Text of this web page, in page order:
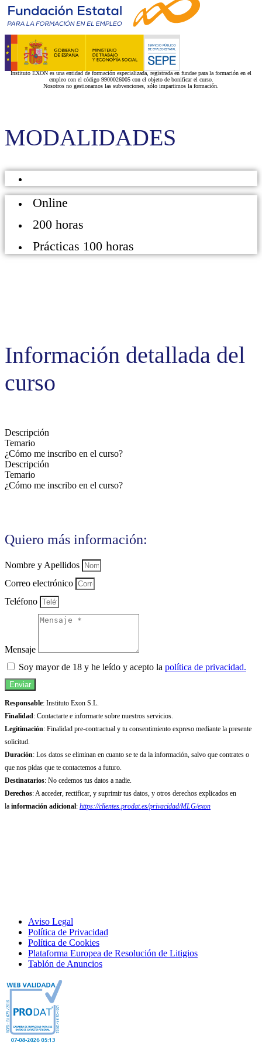
Instituto EXON es una entidad de formación especializada, registrada en fundae para la formación en el
empleo con el código 9900026005 con el objeto de bonificar el curso.
Nosotros no gestionamos las subvenciones, sólo impartimos la formación.
MODALIDADES
Online
200 horas
Prácticas 100 horas
Información detallada del
curso
Descripción
Temario
¿Cómo me inscribo en el curso?
Descripción
Temario
¿Cómo me inscribo en el curso?
Quiero más información:
Nombre y Apellidos
Correo electrónico
Teléfono
Mensaje
Soy mayor de 18 y he leído y acepto la política de privacidad.
Enviar
Responsable: Instituto Exon S.L.
Finalidad: Contactarte e informarte sobre nuestros servicios.
Legitimación: Finalidad pre-contractual y tu consentimiento expreso mediante la presente
solicitud.
Duración: Los datos se eliminan en cuanto se te da la información, salvo que contrates o
que nos pidas que te contactemos a futuro.
Destinatarios: No cedemos tus datos a nadie.
Derechos: A acceder, rectificar, y suprimir tus datos, y otros derechos explicados en
la información adicional: https://clientes.prodat.es/privacidad/MLG/exon
Aviso Legal
Política de Privacidad
Política de Cookies
Plataforma Europea de Resolución de Litigios
Tablón de Anuncios